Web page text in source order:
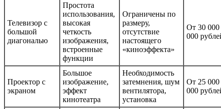
Телевизор с
большой
диагональю
Простота
использования,
высокая
четкость
изображения,
встроенные
функции
Ограничены по
размеру,
отсутствие
настоящего
«киноэффекта»
От 30 000
000
Проектор с
экраном
Большое
изображение,
эффект
кинотеатра
Необходимость
затемнения, шум
вентилятора,
установка
От 25 000
000